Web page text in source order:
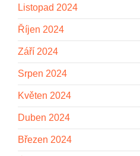
Listopad 2024
Říjen 2024
Září 2024
Srpen 2024
Květen 2024
Duben 2024
Březen 2024